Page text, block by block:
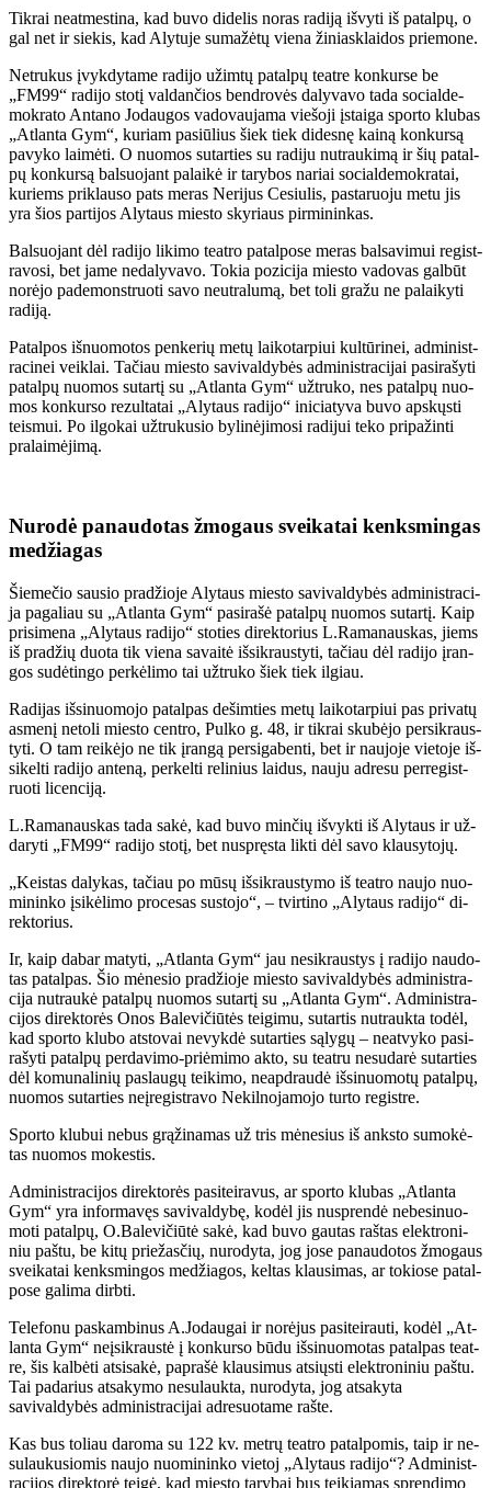
Tik­rai ne­at­mes­ti­na, kad bu­vo di­de­lis no­ras ra­di­ją iš­vy­ti iš pa­tal­pų, o
gal net ir sie­kis, kad Aly­tu­je su­ma­žė­tų vie­na ži­niask­lai­dos prie­mo­ne.
Ne­tru­kus įvyk­dy­ta­me ra­di­jo už­im­tų pa­tal­pų te­at­re kon­kur­se be
„FM99“ ra­di­jo sto­tį val­dan­čios ben­dro­vės da­ly­va­vo ta­da so­cial­de­
mok­ra­to An­ta­no Jo­dau­gos va­do­vau­ja­ma vie­šo­ji įstai­ga spor­to klu­bas
„At­lan­ta Gym“, ku­riam pa­siū­lius šiek tiek di­des­nę kai­ną kon­kur­są
pa­vy­ko lai­mė­ti. O nuo­mos su­tar­ties su ra­di­ju nu­trau­ki­mą ir šių pa­tal­
pų kon­kur­są bal­suo­jant pa­lai­kė ir ta­ry­bos na­riai so­cial­de­mok­ra­tai,
ku­riems pri­klau­so pats me­ras Ne­ri­jus Ce­siu­lis, pas­ta­ruo­ju me­tu jis
yra šios par­ti­jos Aly­taus mies­to sky­riaus pir­mi­nin­kas.
Bal­suo­jant dėl ra­di­jo li­ki­mo te­at­ro pa­tal­po­se me­ras bal­sa­vi­mui re­gist­
ra­vo­si, bet ja­me ne­da­ly­va­vo. To­kia po­zi­ci­ja mies­to va­do­vas gal­būt
no­rė­jo pa­de­monst­ruo­ti sa­vo neut­ra­lu­mą, bet to­li gra­žu ne pa­lai­ky­ti
ra­di­ją.
Pa­tal­pos iš­nuo­mo­tos pen­ke­rių me­tų lai­ko­tar­piui kul­tū­ri­nei, ad­mi­nist­
ra­ci­nei veik­lai. Ta­čiau mies­to sa­vi­val­dy­bės ad­mi­nist­ra­ci­jai pa­si­ra­šy­ti
pa­tal­pų nuo­mos su­tar­tį su „At­lan­ta Gym“ už­tru­ko, nes pa­tal­pų nuo­
mos kon­kur­so re­zul­ta­tai „Aly­taus ra­di­jo“ ini­cia­ty­va bu­vo ap­skųs­ti
teis­mui. Po il­go­kai už­tru­ku­sio by­li­nė­ji­mo­si ra­di­jui te­ko pri­pa­žin­ti
pra­lai­mė­ji­mą.
Nu­ro­dė pa­nau­do­tas žmo­gaus svei­ka­tai kenks­min­gas
me­džia­gas
Šie­me­čio sau­sio pra­džio­je Aly­taus mies­to sa­vi­val­dy­bės ad­mi­nist­ra­ci­
ja pa­ga­liau su „At­lan­ta Gym“ pa­si­ra­šė pa­tal­pų nuo­mos su­tar­tį. Kaip
pri­si­me­na „Aly­taus ra­di­jo“ sto­ties di­rek­to­rius L.Ra­ma­naus­kas, jiems
iš pra­džių duo­ta tik vie­na sa­vai­tė iš­si­kraus­ty­ti, ta­čiau dėl ra­di­jo įran­
gos su­dė­tin­go per­kė­li­mo tai už­tru­ko šiek tiek il­giau.
Ra­di­jas iš­si­nuo­mo­jo pa­tal­pas de­šim­ties me­tų lai­ko­tar­piui pas pri­va­tų
as­me­nį ne­to­li mies­to cen­tro, Pul­ko g. 48, ir tik­rai sku­bė­jo per­si­kraus­
ty­ti. O tam rei­kė­jo ne tik įran­gą per­si­ga­ben­ti, bet ir nau­jo­je vie­to­je iš­
si­kel­ti ra­di­jo an­te­ną, per­kel­ti re­li­nius lai­dus, nau­ju ad­re­su per­re­gist­
ruo­ti li­cen­ci­ją.
L.Ra­ma­naus­kas ta­da sa­kė, kad bu­vo min­čių iš­vyk­ti iš Aly­taus ir už­
da­ry­ti „FM99“ ra­di­jo sto­tį, bet nu­spręs­ta lik­ti dėl sa­vo klau­sy­to­jų.
„Keis­tas da­ly­kas, ta­čiau po mū­sų iš­si­kraus­ty­mo iš te­at­ro nau­jo nuo­
mi­nin­ko įsi­kė­li­mo pro­ce­sas su­sto­jo“, – tvir­ti­no „Aly­taus ra­di­jo“ di­
rek­to­rius.
Ir, kaip da­bar ma­ty­ti, „At­lan­ta Gym“ jau ne­si­kraus­tys į ra­di­jo nau­do­
tas pa­tal­pas. Šio mė­ne­sio pra­džio­je mies­to sa­vi­val­dy­bės ad­mi­nist­ra­
ci­ja nu­trau­kė pa­tal­pų nuo­mos su­tar­tį su „At­lan­ta Gym“. Ad­mi­nist­ra­
ci­jos di­rek­to­rės Onos Ba­le­vi­čiū­tės tei­gi­mu, su­tar­tis nu­trauk­ta to­dėl,
kad spor­to klu­bo at­sto­vai ne­vyk­dė su­tar­ties są­ly­gų – ne­at­vy­ko pa­si­
ra­šy­ti pa­tal­pų per­da­vi­mo-pri­ėmi­mo ak­to, su te­at­ru ne­su­da­rė su­tar­ties
dėl ko­mu­na­li­nių pa­slau­gų tei­ki­mo, ne­ap­drau­dė iš­si­nuo­mo­tų pa­tal­pų,
nuo­mos su­tar­ties ne­įre­gist­ra­vo Ne­kil­no­ja­mo­jo tur­to re­gist­re.
Spor­to klu­bui ne­bus grą­ži­na­mas už tris mė­ne­sius iš anks­to su­mo­kė­
tas nuo­mos mo­kes­tis.
Ad­mi­nist­ra­ci­jos di­rek­to­rės pa­si­tei­ra­vus, ar spor­to klu­bas „At­lan­ta
Gym“ yra in­for­ma­vęs sa­vi­val­dy­bę, ko­dėl jis nu­spren­dė ne­be­si­nuo­
mo­ti pa­tal­pų, O.Ba­le­vi­čiū­tė sa­kė, kad bu­vo gau­tas raš­tas elek­tro­ni­
niu pa­štu, be ki­tų prie­žas­čių, nu­ro­dy­ta, jog jo­se pa­nau­do­tos žmo­gaus
svei­ka­tai kenks­min­gos me­džia­gos, kel­tas klau­si­mas, ar to­kio­se pa­tal­
po­se ga­li­ma dirb­ti.
Te­le­fo­nu pa­skam­bi­nus A.Jo­dau­gai ir no­rė­jus pa­si­tei­rau­ti, ko­dėl „At­
lan­ta Gym“ ne­įsi­kraus­tė į kon­kur­so bū­du iš­si­nuo­mo­tas pa­tal­pas te­at­
re, šis kal­bė­ti at­si­sa­kė, pa­pra­šė klau­si­mus at­siųs­ti elek­tro­ni­niu pa­š­tu.
Tai pa­da­rius at­sa­ky­mo ne­su­lauk­ta, nurodyta, jog atsakyta
savivaldybės administracijai adresuotame rašte.
Kas bus to­liau da­ro­ma su 122 kv. met­rų te­at­ro pa­tal­po­mis, taip ir ne­
su­lau­ku­sio­mis nau­jo nuo­mi­nin­ko vie­toj „Aly­taus ra­di­jo“? Ad­mi­nist­
ra­ci­jos di­rek­to­rė tei­gė, kad mies­to ta­ry­bai bus tei­kia­mas spren­di­mo